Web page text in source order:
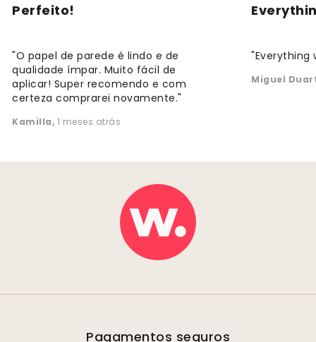
Perfeito!
"O papel de parede é lindo e de
qualidade ímpar. Muito fácil de
aplicar! Super recomendo e com
certeza comprarei novamente."
Kamilla, 1 meses atrás
"Everything
Miguel
Pagamentos seguros